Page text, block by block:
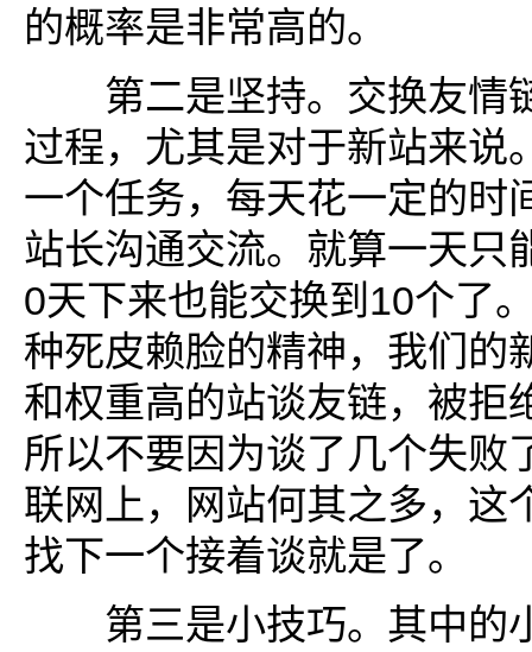
的概率是非常高的。
第二是坚持。交换友情
过程，尤其是对于新站来说
一个任务，每天花一定的时
站长沟通交流。就算一天只
0天下来也能交换到10个了
种死皮赖脸的精神，我们的
和权重高的站谈友链，被拒
所以不要因为谈了几个失败
联网上，网站何其之多，这
找下一个接着谈就是了。
第三是小技巧。其中的